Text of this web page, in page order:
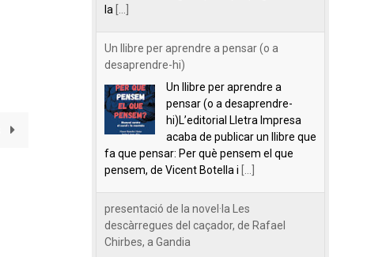
la
Un llibre per aprendre a pensar (o a
desaprendre-hi)
Un llibre per aprendre a
pensar (o a desaprendre-
hi)L’editorial Lletra Impresa
acaba de publicar un llibre que
fa que pensar: Per què pensem el que
pensem, de Vicent Botella i
presentació de la novel·la Les
descàrregues del caçador, de Rafael
Chirbes, a Gandia